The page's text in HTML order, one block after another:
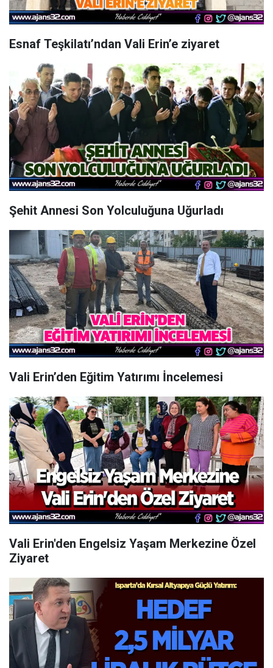
Esnaf Teşkilatı’ndan Vali Erin’e ziyaret
Şehit Annesi Son Yolculuğuna Uğurladı
Vali Erin’den Eğitim Yatırımı İncelemesi
Vali Erin'den Engelsiz Yaşam Merkezine Özel
Ziyaret